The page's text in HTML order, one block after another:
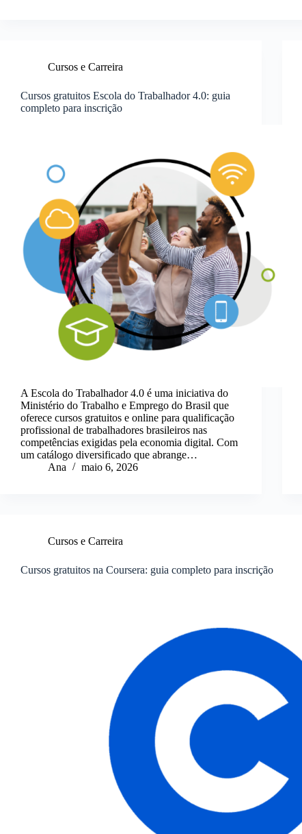
Cursos e Carreira
Cursos gratuitos Escola do Trabalhador 4.0: guia
completo para inscrição
A Escola do Trabalhador 4.0 é uma iniciativa do
Ministério do Trabalho e Emprego do Brasil que
oferece cursos gratuitos e online para qualificação
profissional de trabalhadores brasileiros nas
competências exigidas pela economia digital. Com
um catálogo diversificado que abrange…
Ana
maio 6, 2026
Cursos e Carreira
Cursos gratuitos na Coursera: guia completo para inscrição